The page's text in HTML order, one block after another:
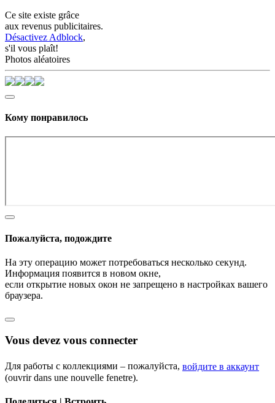
Ce site existe grâce
aux revenus publicitaires.
Désactivez Adblock,
s'il vous plaît!
Photos aléatoires
Кому понравилось
Пожалуйста, подождите
На эту операцию может потребоваться несколько секунд.
Информация появится в новом окне,
если открытие новых окон не запрещено в настройках вашего
браузера.
Vous devez vous connecter
Для работы с коллекциями – пожалуйста, войдите в аккаунт
(ouvrir dans une nouvelle fenetre).